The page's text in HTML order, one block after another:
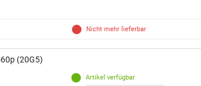
Nicht mehr lieferbar
(20G5)
Artikel verfügbar